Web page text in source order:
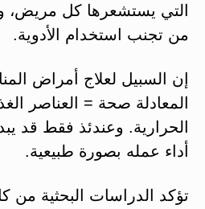
التي يستشعرها كل مريض،
من تجنب استخدام الأدوية.
إن السبيل لعلاج أمراض
المعادلة صحة = العناصر
الحرارية. وعندئذ فقط قد
أداء عمله بصورة طبيعية.
تؤكد الدراسات البحثية من